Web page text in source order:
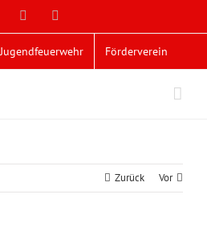
Facebook
Jugendfeuerwehr Förderverein
Zurück Vor